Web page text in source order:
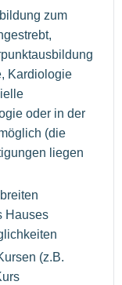
zum
Kardiologie
oder in der
(die
liegen
Hauses
(z.B.